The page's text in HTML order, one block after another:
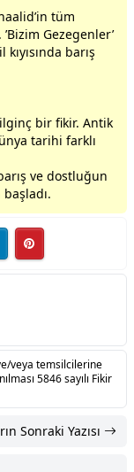
tüm
Gezegenler’
barış
ilginç bir fikir. Antik
tarihi farklı
ve dostluğun
veya temsilcilerine
5846 sayılı Fikir
Sonraki Yazısı